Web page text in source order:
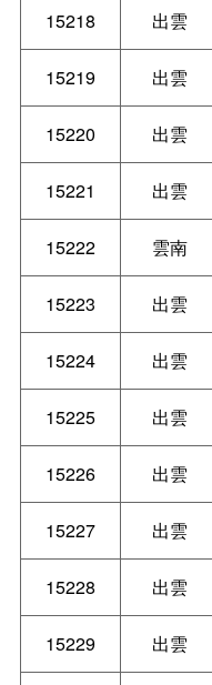
15218 出雲
15219 出雲
15220 出雲
15221 出雲
15222 雲南
15223 出雲
15224 出雲
15225 出雲
15226 出雲
15227 出雲
15228 出雲
15229 出雲